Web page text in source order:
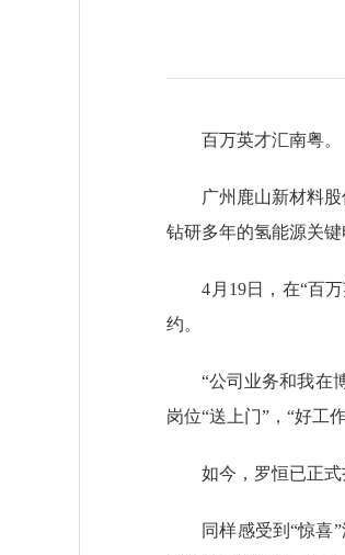
百万英才汇南粤。
广州鹿山新材料股份
钻研多年的氢能源关
4月19日，在“百万
约。
“公司业务和我在博
岗位“送上门”，“好工
如今，罗恒已正式
同样感受到“惊喜”